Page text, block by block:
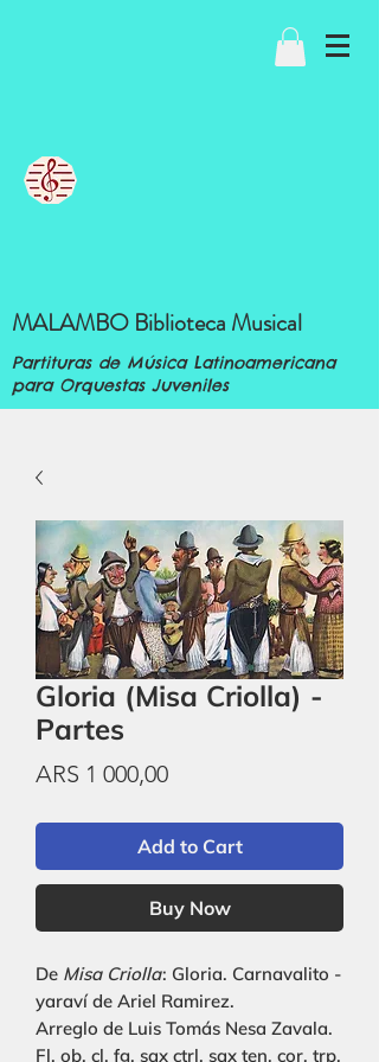
MALAMBO Biblioteca Musical
Partituras de Música Latinoamericana
para Orquestas Juveniles
Gloria (Misa Criolla) -
Partes
ARS 1 000,00Price
Add to Cart
Buy Now
De Misa Criolla: Gloria. Carnavalito -
yaraví de Ariel Ramirez.
Arreglo de Luis Tomás Nesa Zavala.
Fl, ob, cl, fg, sax ctrl, sax ten, cor, trp,